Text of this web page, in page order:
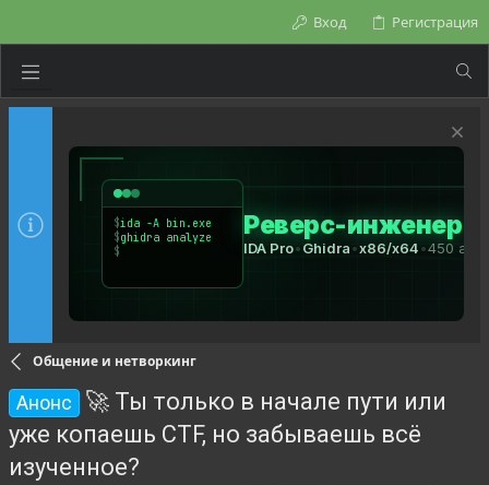
Вход Регистрация
Общение и нетворкинг
Анонс
🚀 Ты только в начале пути или
уже копаешь CTF, но забываешь всё
изученное?